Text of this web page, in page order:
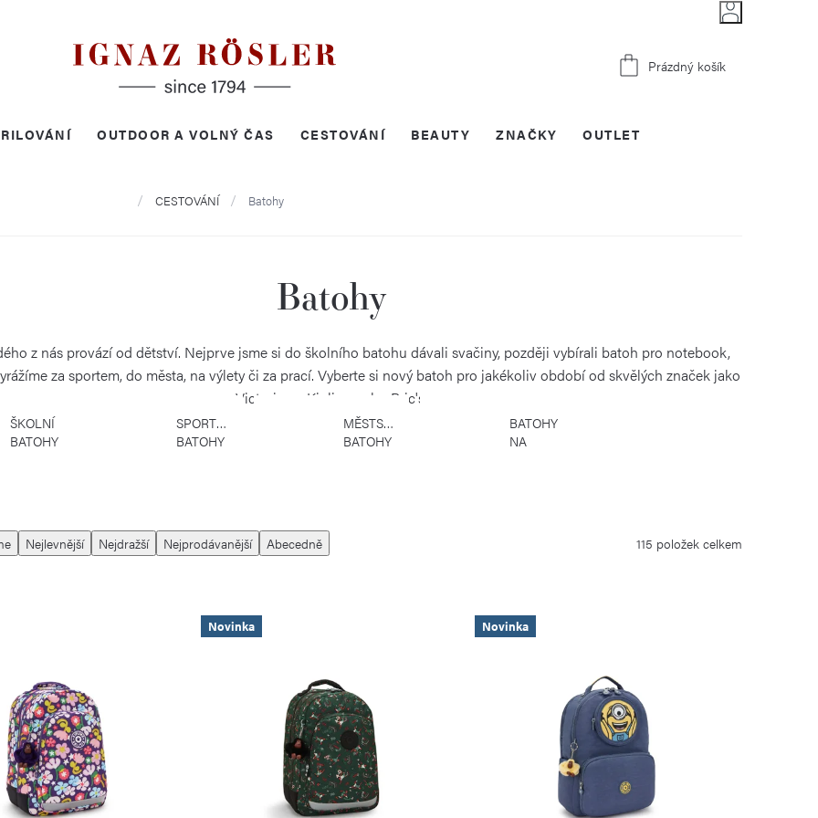
Nákupní
Prázdný košík
OUTDOOR A VOLNÝ ČAS CESTOVÁNÍ BEAUTY OUTLET
ZNAČKY
DomůCESTOVÁNÍ Batohy
Batohy
z nás provází od dětství. Nejprve jsme si do školního batohu dávali svačiny, později vybírali batoh pro notebook,
za sportem, do města, na výlety či za prací. Vyberte si nový batoh pro jakékoliv období od skvělých značek jako
Victorinox, Kipling nebo Bric's.
ŠKOLNÍ
BATOHY
SPORTOVNÍ
BATOHY
MĚSTSKÉ
BATOHY
BATOHY
NA
Nejlevnější Nejdražší Nejprodávanější Abecedně 115 položek celkem
Novinka Novinka